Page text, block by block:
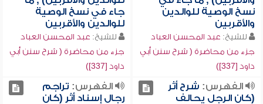
نسخ الوصية للوالدين
والأقربين
للشيخ: عبد المحسن العباد
جزء من محاضرة ( شرح سنن أبي
داود [337])
جاء في نسخ الوصية
للوالدين والأقربين
للشيخ: عبد المحسن العباد
جزء من محاضرة ( شرح سنن أبي
داود [337])
الفهرس: شرح أثر
(كان الرجل يحالف
الفهرس: تراجم
رجال إسناد أثر (كان